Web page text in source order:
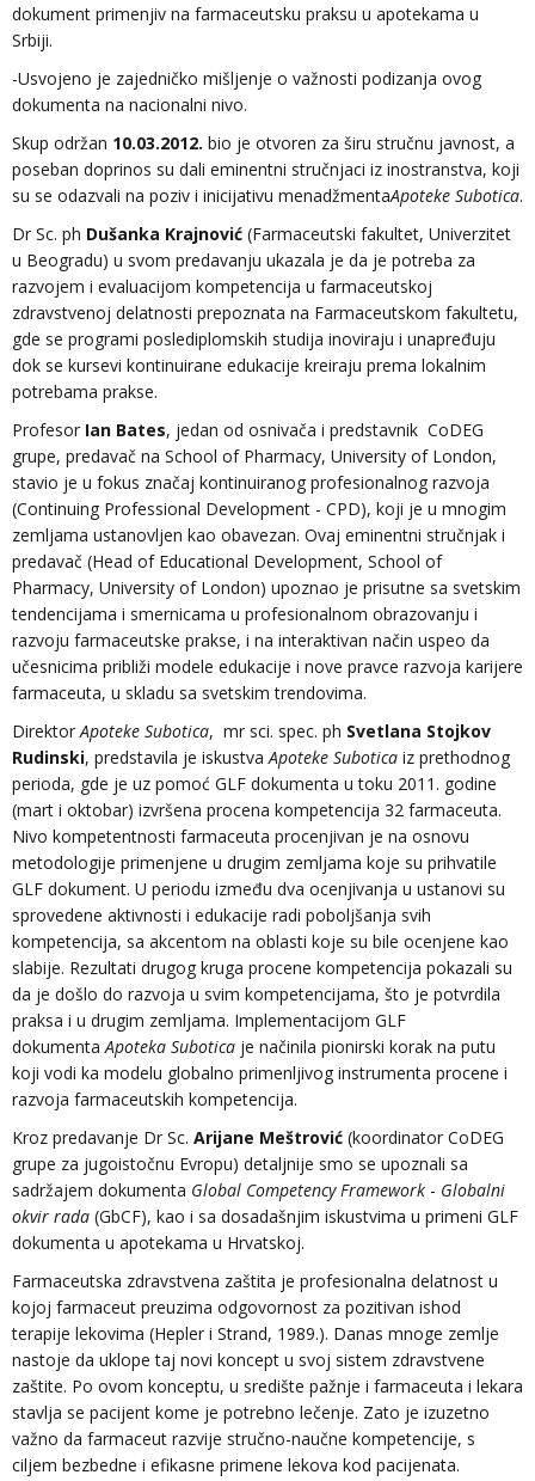
dokument primenjiv na farmaceutsku praksu u apotekama u
Srbiji.
-Usvojeno je zajedničko mišljenje o važnosti podizanja ovog
dokumenta na nacionalni nivo.
Skup održan 10.03.2012. bio je otvoren za širu stručnu javnost, a
poseban doprinos su dali eminentni stručnjaci iz inostranstva, koji
su se odazvali na poziv i inicijativu menadžmentaApoteke Subotica.
Dr Sc. ph Dušanka Krajnović (Farmaceutski fakultet, Univerzitet
u Beogradu) u svom predavanju ukazala je da je potreba za
razvojem i evaluacijom kompetencija u farmaceutskoj
zdravstvenoj delatnosti prepoznata na Farmaceutskom fakultetu,
gde se programi poslediplomskih studija inoviraju i unapređuju
dok se kursevi kontinuirane edukacije kreiraju prema lokalnim
potrebama prakse.
Profesor Ian Bates, jedan od osnivača i predstavnik CoDEG
grupe, predavač na School of Pharmacy, University of London,
stavio je u fokus značaj kontinuiranog profesionalnog razvoja
(Continuing Professional Development - CPD), koji je u mnogim
zemljama ustanovljen kao obavezan. Ovaj eminentni stručnjak i
predavač (Head of Educational Development, School of
Pharmacy, University of London) upoznao je prisutne sa svetskim
tendencijama i smernicama u profesionalnom obrazovanju i
razvoju farmaceutske prakse, i na interaktivan način uspeo da
učesnicima približi modele edukacije i nove pravce razvoja karijere
farmaceuta, u skladu sa svetskim trendovima.
DirektorApoteke Subotica, mr sci. spec. ph Svetlana Stojkov
Rudinski, predstavila je iskustvaApoteke Subotica iz prethodnog
perioda, gde je uz pomoć GLF dokumenta u toku 2011. godine
(mart i oktobar) izvršena procena kompetencija 32 farmaceuta.
Nivo kompetentnosti farmaceuta procenjivan je na osnovu
metodologije primenjene u drugim zemljama koje su prihvatile
GLF dokument. U periodu između dva ocenjivanja u ustanovi su
sprovedene aktivnosti i edukacije radi poboljšanja svih
kompetencija, sa akcentom na oblasti koje su bile ocenjene kao
slabije. Rezultati drugog kruga procene kompetencija pokazali su
da je došlo do razvoja u svim kompetencijama, što je potvrdila
praksa i u drugim zemljama. Implementacijom GLF
dokumentaApoteka Subotica je načinila pionirski korak na putu
koji vodi ka modelu globalno primenljivog instrumenta procene i
razvoja farmaceutskih kompetencija.
Kroz predavanje Dr Sc. Arijane Meštrović (koordinator CoDEG
grupe za jugoistočnu Evropu) detaljnije smo se upoznali sa
sadržajem dokumenta Global Competency Framework - Globalni
okvir rada (GbCF), kao i sa dosadašnjim iskustvima u primeni GLF
dokumenta u apotekama u Hrvatskoj.
Farmaceutska zdravstvena zaštita je profesionalna delatnost u
kojoj farmaceut preuzima odgovornost za pozitivan ishod
terapije lekovima (Hepler i Strand, 1989.). Danas mnoge zemlje
nastoje da uklope taj novi koncept u svoj sistem zdravstvene
zaštite. Po ovom konceptu, u središte pažnje i farmaceuta i lekara
stavlja se pacijent kome je potrebno lečenje. Zato je izuzetno
važno da farmaceut razvije stručno-naučne kompetencije, s
ciljem bezbedne i efikasne primene lekova kod pacijenata.